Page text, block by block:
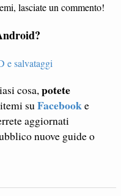
lasciate un commento!
e salvataggi
cosa,potete
suFacebooke
aggiornati
nuove guide o